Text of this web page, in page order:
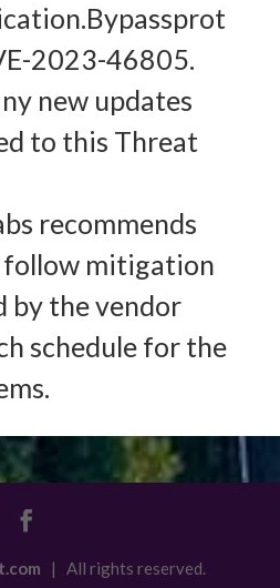
2023-46805.
new updates
to this Threat
recommends
follow mitigation
by the vendor
schedule for the
| All rights reserved.